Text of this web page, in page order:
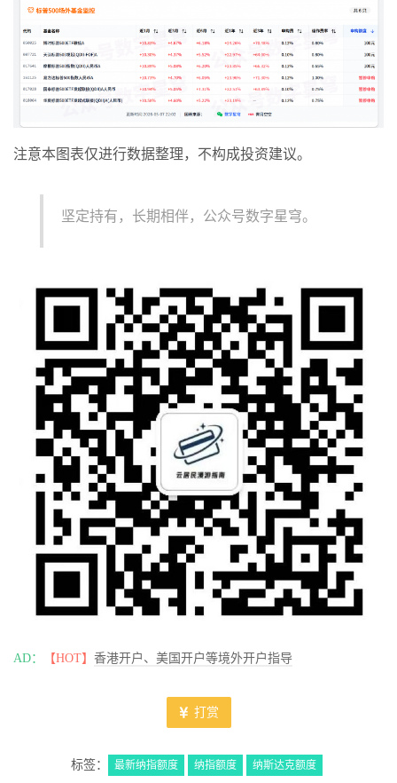
注意本图表仅进行数据整理，不构成投资建议。
坚定持有，长期相伴，公众号数字星穹。
AD： 【HOT】 香港开户、美国开户等境外开户指导
打赏
标签： 最新纳指额度 纳指额度 纳斯达克额度